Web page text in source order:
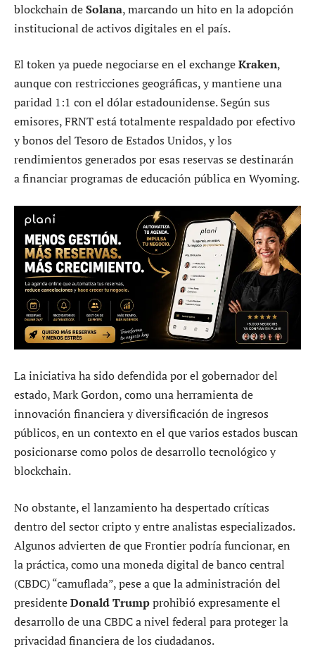
blockchain deSolana, marcando un hito en la adopción
institucional de activos digitales en el país.
El token ya puede negociarse en el exchangeKraken,
aunque con restricciones geográficas, y mantiene una
paridad 1:1 con el dólar estadounidense. Según sus
emisores, FRNT está totalmente respaldado por efectivo
y bonos del Tesoro de Estados Unidos, y los
rendimientos generados por esas reservas se destinarán
a financiar programas de educación pública en Wyoming.
La iniciativa ha sido defendida por el gobernador del
estado, Mark Gordon, como una herramienta de
innovación financiera y diversificación de ingresos
públicos, en un contexto en el que varios estados buscan
posicionarse como polos de desarrollo tecnológico y
blockchain.
No obstante, el lanzamiento ha despertado críticas
dentro del sector cripto y entre analistas especializados.
Algunos advierten de que Frontier podría funcionar, en
la práctica, como una moneda digital de banco central
(CBDC) “camuflada”, pese a que la administración del
presidenteDonald Trumpprohibió expresamente el
desarrollo de una CBDC a nivel federal para proteger la
privacidad financiera de los ciudadanos.